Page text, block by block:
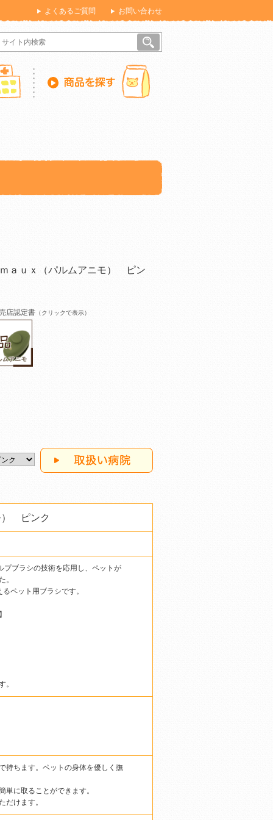
よくあるご質問 お問い合わせ
ａｕｘ（パルムアニモ） ピン
店認定書 （クリックで表示）
） ピンク
プブラシの技術を応用し、ペットが
。
ペット用ブラシです。
。
持ちます。ペットの身体を優しく撫
に取ることができます。
だけます。